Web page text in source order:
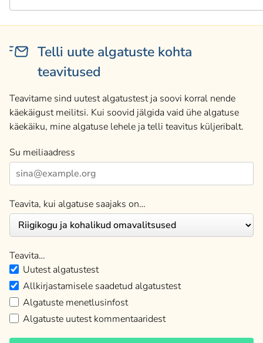
Telli uute algatuste kohta
teavitused
Teavitame sind uutest algatustest ja soovi korral nende
käekäigust meilitsi. Kui soovid jälgida vaid ühe algatuse
käekäiku, mine algatuse lehele ja telli teavitus küljeribalt.
Su meiliaadress
Teavita, kui algatuse saajaks on…
Teavita…
Uutest algatustest
Allkirjastamisele saadetud algatustest
Algatuste menetlusinfost
Algatuste uutest kommentaaridest